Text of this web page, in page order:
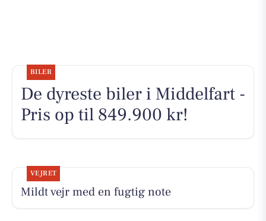
BILER
De dyreste biler i Middelfart -
Pris op til 849.900 kr!
VEJRET
Mildt vejr med en fugtig note